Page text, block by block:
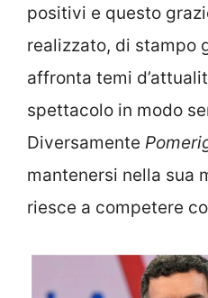
positivi e questo
realizzato, di stampo
affronta temi
spettacolo in modo
Diversamente
mantenersi nella sua
riesce a competere